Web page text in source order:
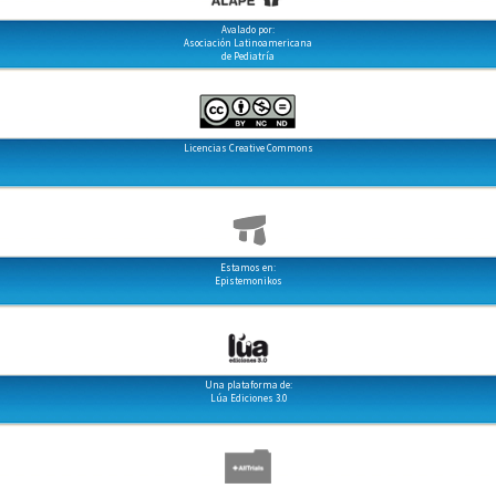
Avalado por:
Asociación Latinoamericana
de Pediatría
Licencias Creative Commons
Estamos en:
Epistemonikos
Una plataforma de:
Lúa Ediciones 3.0